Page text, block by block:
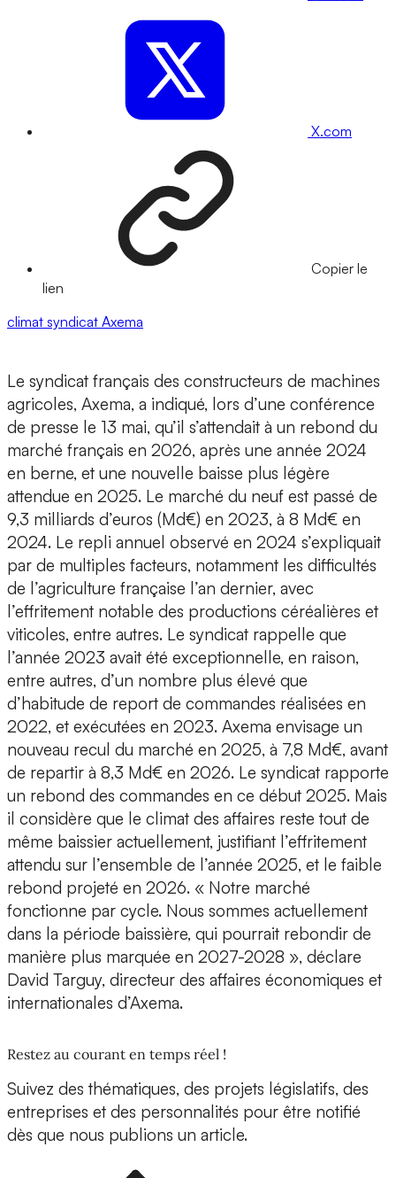
X.com
Copier le
lien
climat syndicat Axema
Le syndicat français des constructeurs de machines
agricoles, Axema, a indiqué, lors d’une conférence
de presse le 13 mai, qu’il s’attendait à un rebond du
marché français en 2026, après une année 2024
en berne, et une nouvelle baisse plus légère
attendue en 2025. Le marché du neuf est passé de
9,3 milliards d’euros (Md€) en 2023, à 8 Md€ en
2024. Le repli annuel observé en 2024 s’expliquait
par de multiples facteurs, notamment les difficultés
de l’agriculture française l’an dernier, avec
l’effritement notable des productions céréalières et
viticoles, entre autres. Le syndicat rappelle que
l’année 2023 avait été exceptionnelle, en raison,
entre autres, d’un nombre plus élevé que
d’habitude de report de commandes réalisées en
2022, et exécutées en 2023. Axema envisage un
nouveau recul du marché en 2025, à 7,8 Md€, avant
de repartir à 8,3 Md€ en 2026. Le syndicat rapporte
un rebond des commandes en ce début 2025. Mais
il considère que le climat des affaires reste tout de
même baissier actuellement, justifiant l’effritement
attendu sur l’ensemble de l’année 2025, et le faible
rebond projeté en 2026. « Notre marché
fonctionne par cycle. Nous sommes actuellement
dans la période baissière, qui pourrait rebondir de
manière plus marquée en 2027-2028 », déclare
David Targuy, directeur des affaires économiques et
internationales d’Axema.
Restez au courant en temps réel !
Suivez des thématiques, des projets législatifs, des
entreprises et des personnalités pour être notifié
dès que nous publions un article.